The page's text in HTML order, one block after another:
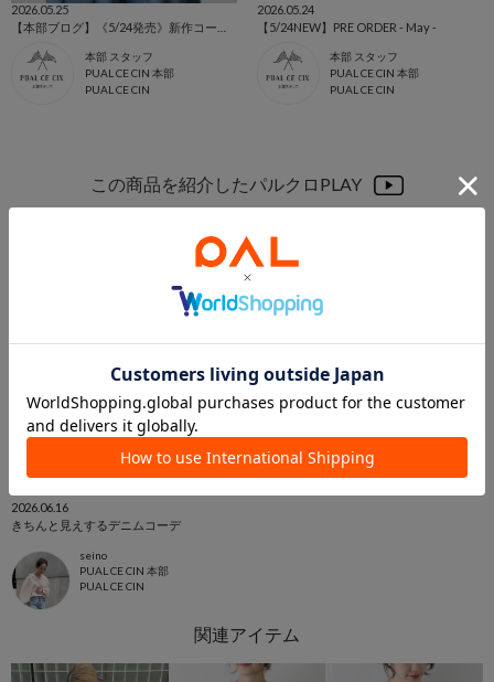
2026.05.25
本部 スタッフ
PUAL CE CIN 本部
PUAL CE CIN
2026.05.24
【5/24NEW】PRE ORDER - May -
本部 スタッフ
PUAL CE CIN 本部
PUAL CE CIN
この商品を紹介したパルクロPLAY
2026.06.16
きちんと見えするデニムコーデ
seino
PUAL CE CIN 本部
PUAL CE CIN